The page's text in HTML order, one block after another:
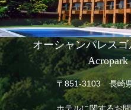
オーシャンパレス
〒851-3103 長崎
ホテルに関するお